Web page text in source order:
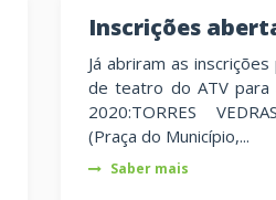
Inscrições
Já abriram as
de teatro do ATV
2020:TORRES
(Praça do Município,...
Saber mais